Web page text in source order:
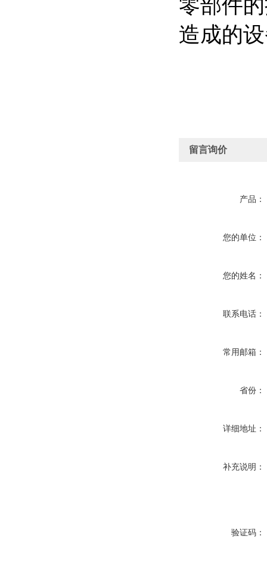
零部件
造成的
留言询价
产品：
您的单位：
您的姓名：
联系电话：
常用邮箱：
省份：
详细地址：
补充说明：
验证码：